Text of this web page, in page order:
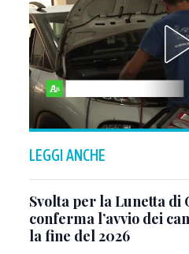
LEGGI ANCHE
Svolta per la Lunetta di
conferma l’avvio dei
la fine del 2026